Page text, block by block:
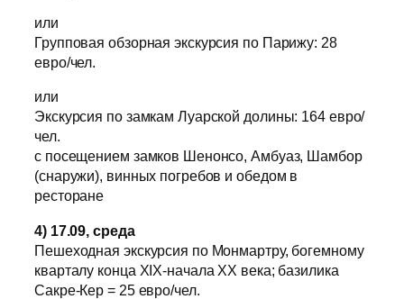
или
Групповая обзорная экскурсия по Парижу: 28
евро/чел.
или
Экскурсия по замкам Луарской долины: 164 евро/
чел.
с посещением замков Шенонсо, Амбуаз, Шамбор
(снаружи), винных погребов и обедом в
ресторане
4) 17.09, среда
Пешеходная экскурсия по Монмартру, богемному
кварталу конца XIX-начала XX века; базилика
Сакре-Кер = 25 евро/чел.